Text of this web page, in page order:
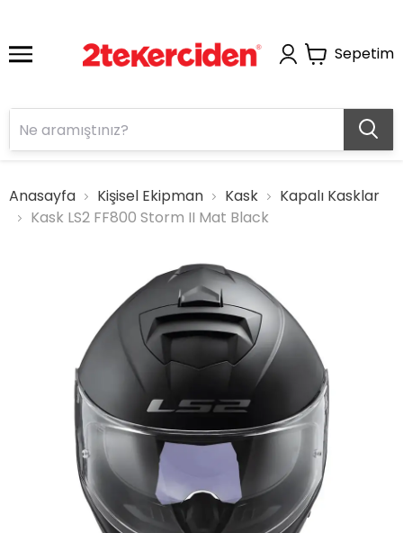
Sepetim
Anasayfa Kişisel Ekipman Kask
Kapalı Kasklar
Kask LS2 FF800 Storm II Mat Black